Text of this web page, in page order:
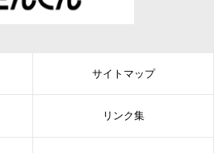
サイトマップ
リンク集